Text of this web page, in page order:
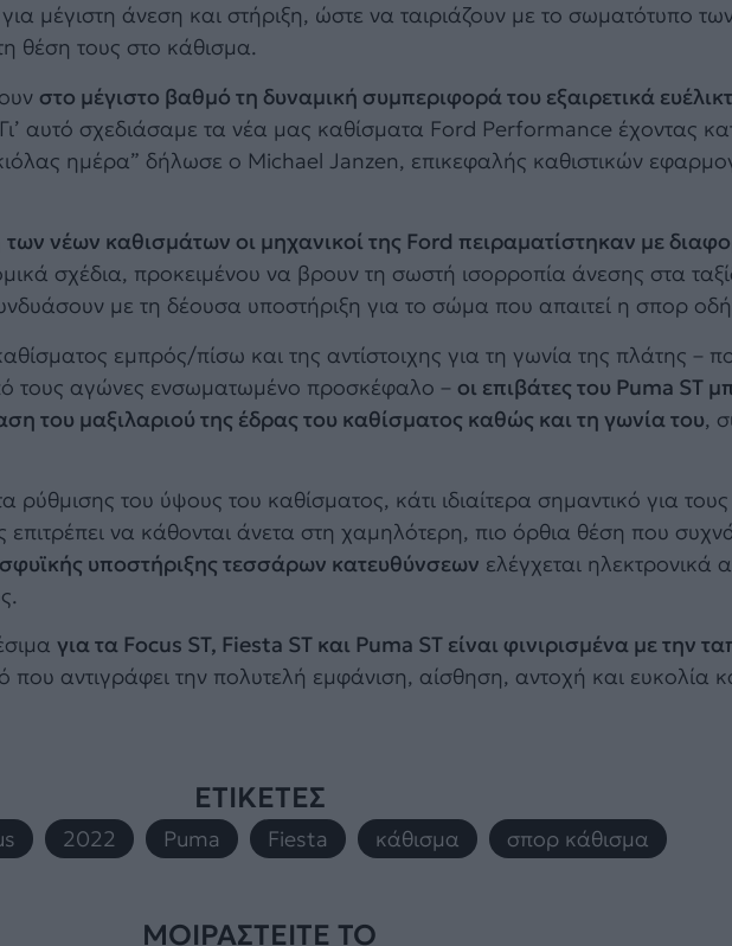
μέγιστη άνεση και στήριξη, ώστε να ταιριάζουν με το σωματότυπο
θέση τους στο κάθισμα.
στο μέγιστο βαθμό τη δυναμική συμπεριφορά του εξαιρετικά
αυτό σχεδιάσαμε τα νέα μας καθίσματα Ford Performance έχοντας
ημέρα” δήλωσε ο Michael Janzen, επικεφαλής καθιστικών
των νέων καθισμάτων οι μηχανικοί της Ford πειραματίστηκαν με
σχέδια, προκειμένου να βρουν τη σωστή ισορροπία άνεσης στα
με τη δέουσα υποστήριξη για το σώμα που απαιτεί η σπορ
εμπρός/πίσω και της αντίστοιχης για τη γωνία της πλάτης –
τους αγώνες ενσωματωμένο προσκέφαλο – οι επιβάτες του Puma ST
του μαξιλαριού της έδρας του καθίσματος καθώς και τη γωνία του,
ρύθμισης του ύψους του καθίσματος, κάτι ιδιαίτερα σημαντικό για τους
να κάθονται άνετα στη χαμηλότερη, πιο όρθια θέση που
υποστήριξης τεσσάρων κατευθύνσεων ελέγχεται ηλεκτρονικά
για τα Focus ST, Fiesta ST και Puma ST είναι φινιρισμένα με την
που αντιγράφει την πολυτελή εμφάνιση, αίσθηση, αντοχή και ευκολία
ΕΤΙΚΕΤΕΣ
, 2022 , Puma , Fiesta , κάθισμα , σπορ κάθισμα
ΜΟΙΡΑΣΤΕΙΤΕ ΤΟ